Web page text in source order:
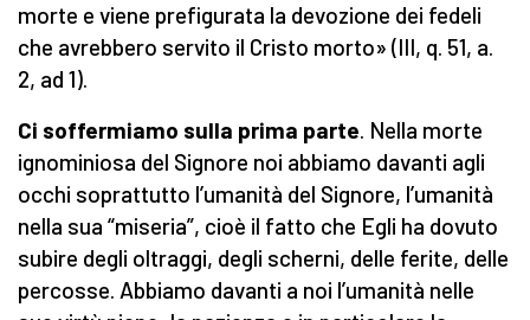
morte e viene prefigurata la devozione dei fedeli
che avrebbero servito il Cristo morto» (III, q. 51, a.
2, ad 1).
Ci soffermiamo sulla prima parte. Nella morte
ignominiosa del Signore noi abbiamo davanti agli
occhi soprattutto l’umanità del Signore, l’umanità
nella sua “miseria”, cioè il fatto che Egli ha dovuto
subire degli oltraggi, degli scherni, delle ferite, delle
percosse. Abbiamo davanti a noi l’umanità nelle